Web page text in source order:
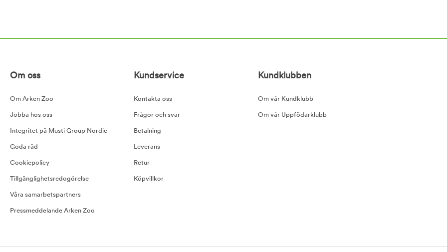
Om oss
Om Arken Zoo
Jobba hos oss
Integritet på Musti Group Nordic
Goda råd
Cookiepolicy
Tillgänglighetsredogörelse
Våra samarbetspartners
Pressmeddelande Arken Zoo
Kundservice
Kontakta oss
Frågor och svar
Betalning
Leverans
Retur
Köpvillkor
Kundklubben
Om vår Kundklubb
Om vår Uppfödarklubb